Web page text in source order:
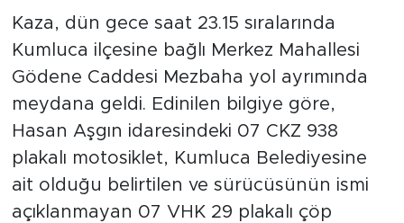
Kaza, dün gece saat 23.15 sıralarında
Kumluca ilçesine bağlı Merkez Mahallesi
Gödene Caddesi Mezbaha yol ayrımında
meydana geldi. Edinilen bilgiye göre,
Hasan Aşgın idaresindeki 07 CKZ 938
plakalı motosiklet, Kumluca Belediyesine
ait olduğu belirtilen ve sürücüsünün ismi
açıklanmayan 07 VHK 29 plakalı çöp